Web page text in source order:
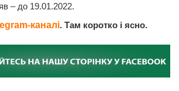
– до 19.01.2022.
каналі. Там коротко і ясно.